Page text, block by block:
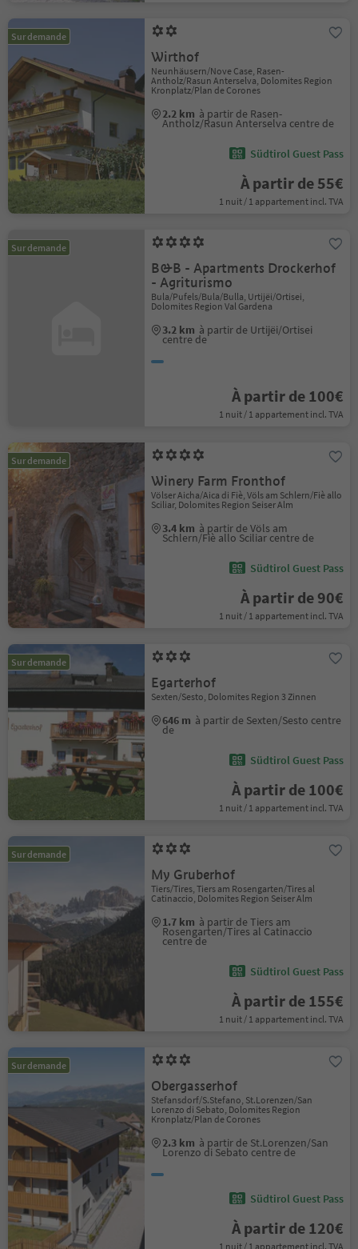
Sur demande
Wirthof
Neunhäusern/Nove Case, Rasen-
Antholz/Rasun Anterselva, Dolomites Region
Kronplatz/Plan de Corones
2.2 km à partir de Rasen-
Antholz/Rasun Anterselva centre de
Südtirol Guest Pass
À partir de 55€
1 nuit / 1 appartement incl. TVA
Sur demande
B&B - Apartments Drockerhof
- Agriturismo
Bula/Pufels/Bula/Bulla, Urtijëi/Ortisei,
Dolomites Region Val Gardena
3.2 km à partir de Urtijëi/Ortisei
centre de
À partir de 100€
1 nuit / 1 appartement incl. TVA
Sur demande
Winery Farm Fronthof
Völser Aicha/Aica di Fiè, Völs am Schlern/Fiè allo
Sciliar, Dolomites Region Seiser Alm
3.4 km à partir de Völs am
Schlern/Fiè allo Sciliar centre de
Südtirol Guest Pass
À partir de 90€
1 nuit / 1 appartement incl. TVA
Sur demande
Egarterhof
Sexten/Sesto, Dolomites Region 3 Zinnen
646 m à partir de Sexten/Sesto centre
de
Südtirol Guest Pass
À partir de 100€
1 nuit / 1 appartement incl. TVA
Sur demande
My Gruberhof
Tiers/Tires, Tiers am Rosengarten/Tires al
Catinaccio, Dolomites Region Seiser Alm
1.7 km à partir de Tiers am
Rosengarten/Tires al Catinaccio
centre de
Südtirol Guest Pass
À partir de 155€
1 nuit / 1 appartement incl. TVA
Sur demande
Obergasserhof
Stefansdorf/S.Stefano, St.Lorenzen/San
Lorenzo di Sebato, Dolomites Region
Kronplatz/Plan de Corones
2.3 km à partir de St.Lorenzen/San
Lorenzo di Sebato centre de
Südtirol Guest Pass
À partir de 120€
1 nuit / 1 appartement incl. TVA